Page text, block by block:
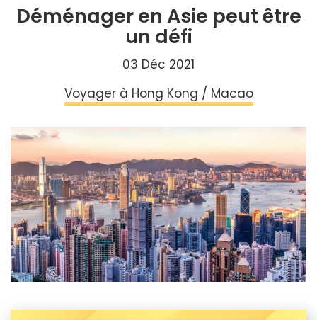
Déménager en Asie peut être
un défi
03 Déc 2021
Voyager à Hong Kong / Macao